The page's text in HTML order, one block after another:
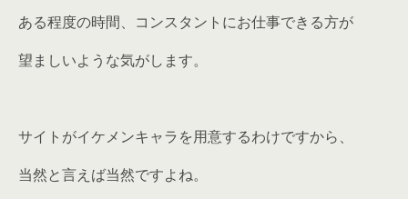
ある程度の時間、コンスタントにお仕事できる方が
望ましいような気がします。
サイトがイケメンキャラを用意するわけですから、
当然と言えば当然ですよね。